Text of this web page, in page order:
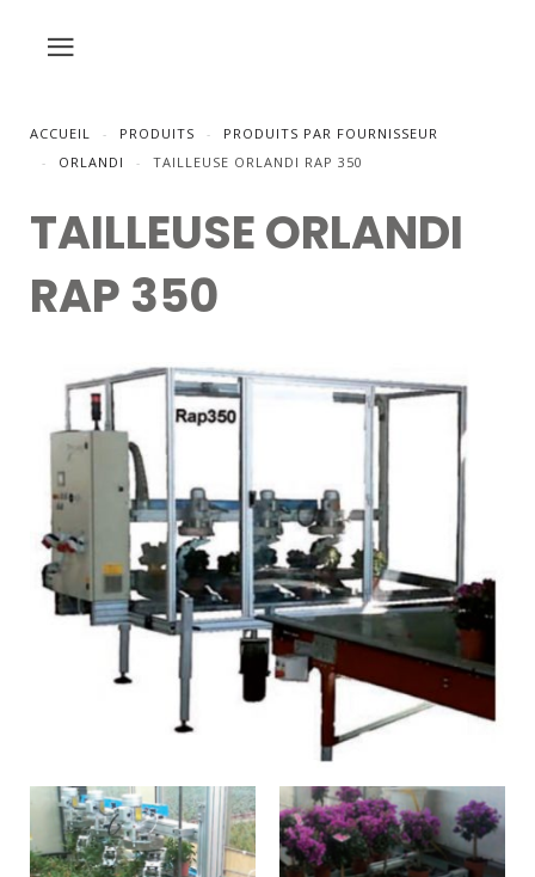
ACCUEIL PRODUITS
PRODUITS PAR FOURNISSEUR
ORLANDI
TAILLEUSE ORLANDI RAP 350
TAILLEUSE ORLANDI
RAP 350